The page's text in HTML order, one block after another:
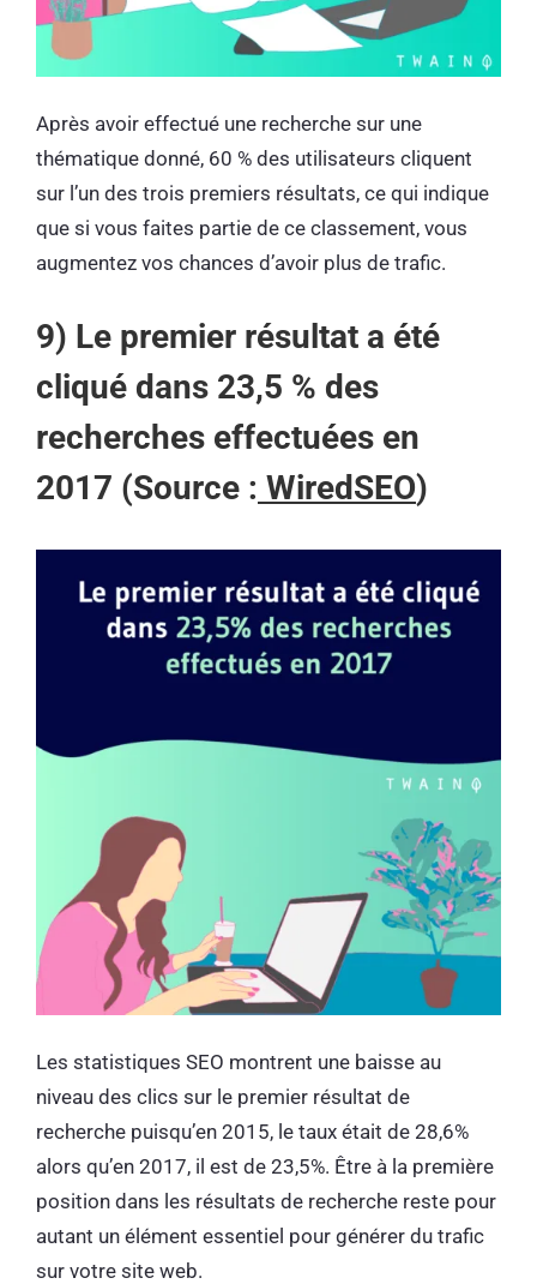
Après avoir effectué une recherche sur une
thématique donné, 60 % des utilisateurs cliquent
sur l’un des trois premiers résultats, ce qui indique
que si vous faites partie de ce classement, vous
augmentez vos chances d’avoir plus de trafic.
9) Le premier résultat a été
cliqué dans 23,5 % des
recherches effectuées en
2017 (Source : WiredSEO)
Les statistiques SEO montrent une baisse au
niveau des clics sur le premier résultat de
recherche puisqu’en 2015, le taux était de 28,6%
alors qu’en 2017, il est de 23,5%. Être à la première
position dans les résultats de recherche reste pour
autant un élément essentiel pour générer du trafic
sur votre site web.